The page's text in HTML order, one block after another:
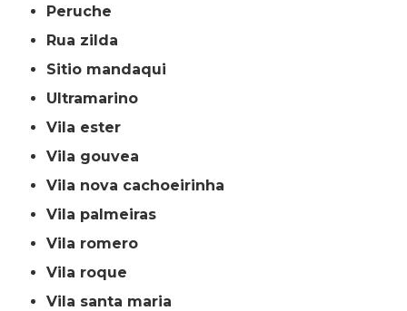
peruche
rua zilda
sitio mandaqui
ultramarino
vila ester
vila gouvea
vila nova cachoeirinha
vila palmeiras
vila romero
vila roque
vila santa maria